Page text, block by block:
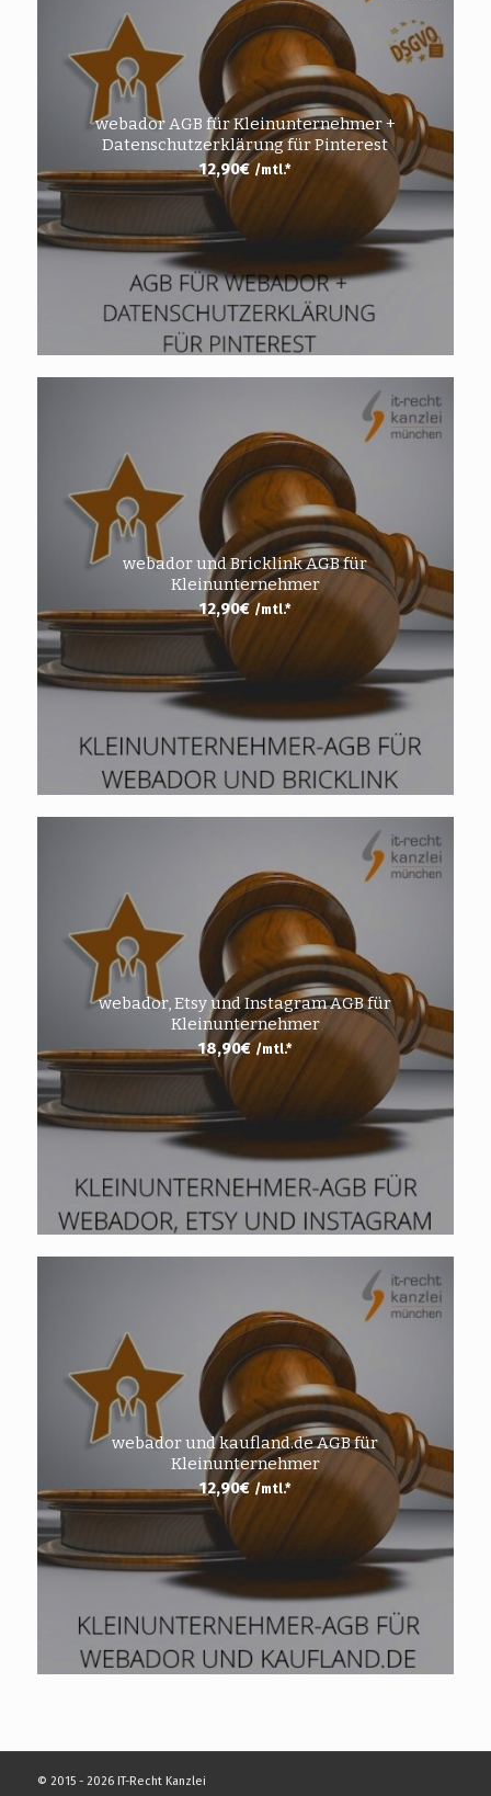
webador AGB für Kleinunternehmer +
Datenschutzerklärung für Pinterest
12,90€ /mtl.*
webador und Bricklink AGB für
Kleinunternehmer
12,90€ /mtl.*
webador, Etsy und Instagram AGB für
Kleinunternehmer
18,90€ /mtl.*
webador und kaufland.de AGB für
Kleinunternehmer
12,90€ /mtl.*
© 2015 - 2026 IT-Recht Kanzlei